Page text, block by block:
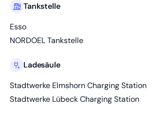
Tankstelle
Esso
NORDOEL Tankstelle
Ladesäule
Stadtwerke Elmshorn Charging Station
Stadtwerke Lübeck Charging Station